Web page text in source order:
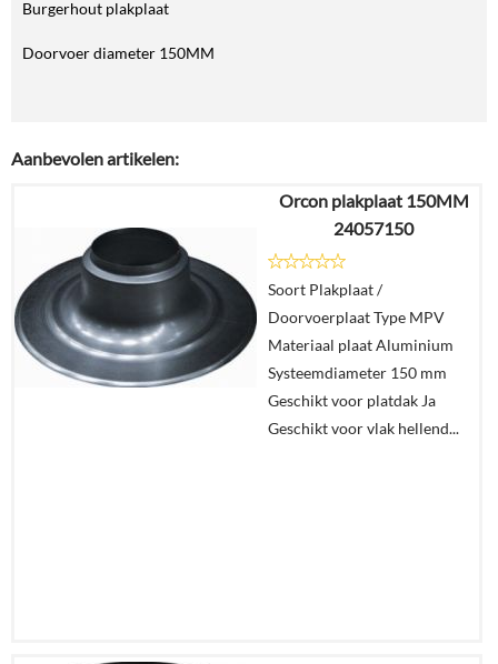
Burgerhout plakplaat
Doorvoer diameter 150MM
Aanbevolen artikelen:
Orcon plakplaat 150MM
24057150
Soort Plakplaat /
Doorvoerplaat Type MPV
Materiaal plaat Aluminium
Systeemdiameter 150 mm
Geschikt voor platdak Ja
Geschikt voor vlak hellend...